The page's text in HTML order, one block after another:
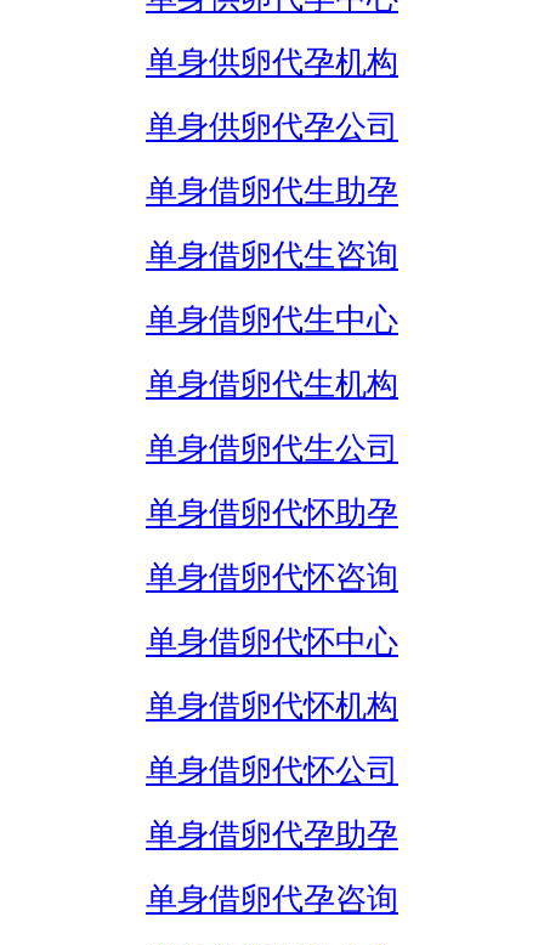
单身供卵代孕机构
单身供卵代孕公司
单身借卵代生助孕
单身借卵代生咨询
单身借卵代生中心
单身借卵代生机构
单身借卵代生公司
单身借卵代怀助孕
单身借卵代怀咨询
单身借卵代怀中心
单身借卵代怀机构
单身借卵代怀公司
单身借卵代孕助孕
单身借卵代孕咨询